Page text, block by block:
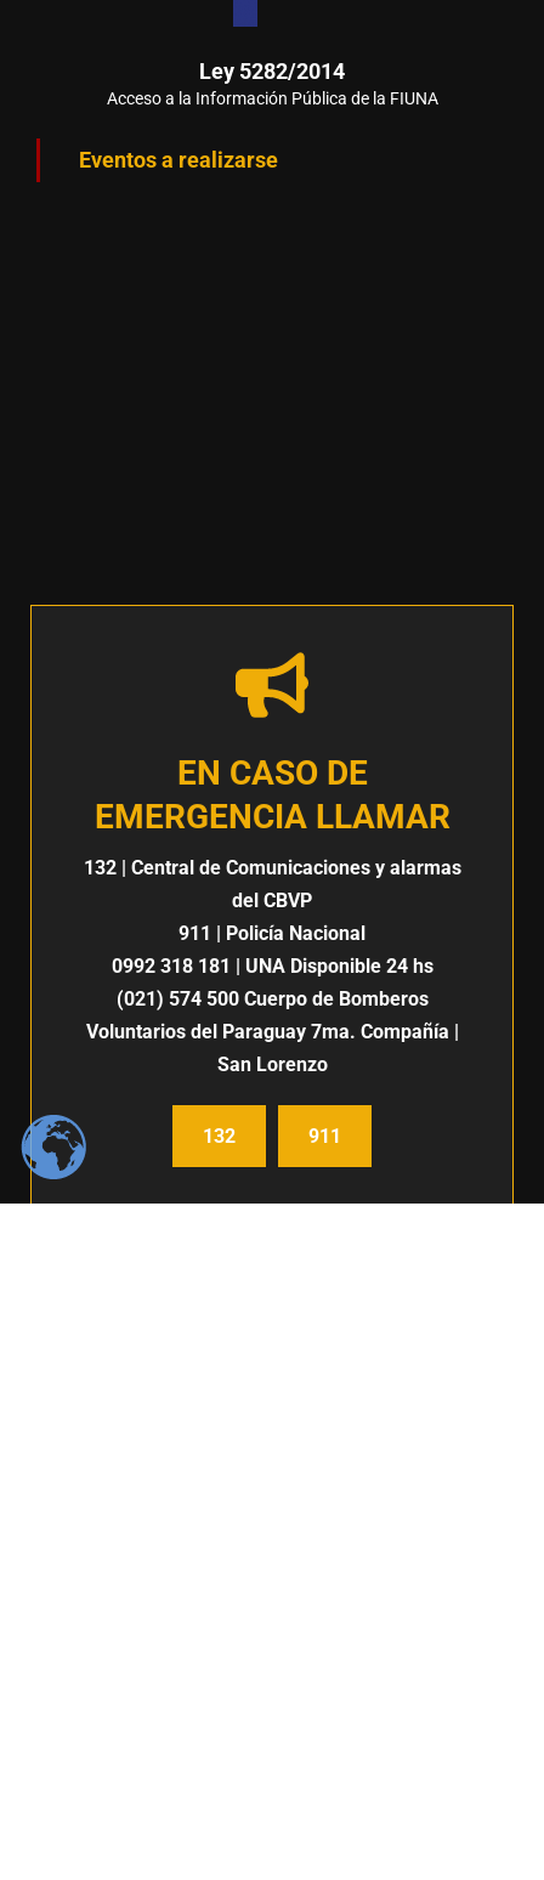
Ley 5282/2014
Acceso a la Información Pública de la FIUNA
Eventos a realizarse
EN CASO DE
EMERGENCIA LLAMAR
132| Central de Comunicaciones y alarmas
del CBVP
911 | Policía Nacional
0992 318 181 | UNA Disponible 24 hs
(021) 574 500Cuerpo de Bomberos
Voluntarios del Paraguay 7ma. Compañía |
San Lorenzo
132 911